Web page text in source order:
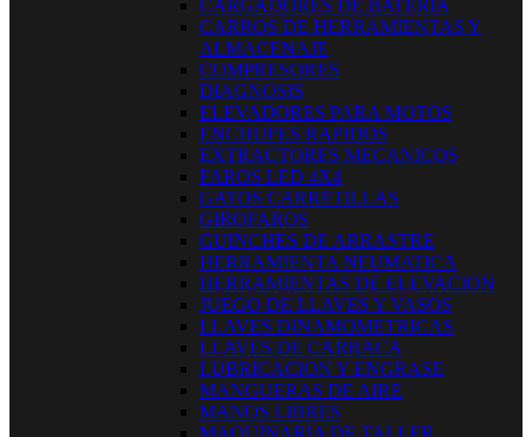
CARGADORES DE BATERÍA
CARROS DE HERRAMIENTAS Y
ALMACENAJE
COMPRESORES
DIAGNOSIS
ELEVADORES PARA MOTOS
ENCHUFES RAPIDOS
EXTRACTORES MECANICOS
FAROS LED 4X4
GATOS CARRETILLAS
GIROFAROS
GUINCHES DE ARRASTRE
HERRAMIENTA NEUMATICA
HERRAMIENTAS DE ELEVACION
JUEGO DE LLAVES Y VASOS
LLAVES DINAMOMETRICAS
LLAVES DE CARRACA
LUBRICACION Y ENGRASE
MANGUERAS DE AIRE
MANOS LIBRES
MAQUINARIA DE TALLER